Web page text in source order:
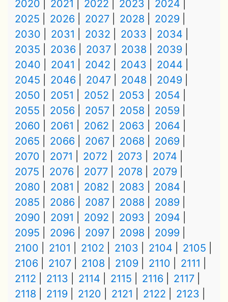
2020
2021 2022 2023
2024
2025
2026 2027 2028
2029
2030
2031 2032 2033
2034
2035
2036 2037 2038
2039
2040
2041 2042 2043
2044
2045
2046 2047 2048
2049
2050
2051 2052 2053
2054
2055
2056 2057 2058
2059
2060
2061 2062 2063
2064
2065
2066 2067 2068
2069
2070
2071 2072 2073
2074
2075
2076 2077 2078
2079
2080
2081 2082 2083
2084
2085
2086 2087 2088
2089
2090
2091 2092 2093
2094
2095
2096 2097 2098
2099
2100
2101 2102 2103 2104
2105
2106
2107 2108 2109 2110
2111
2112
2113 2114 2115 2116
2117
2118
2119 2120 2121 2122 2123